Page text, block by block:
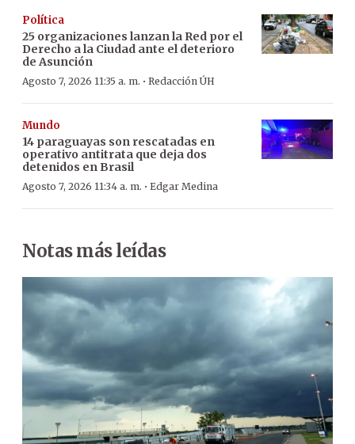
Política
25 organizaciones lanzan la Red por el
Derecho a la Ciudad ante el deterioro
de Asunción
Agosto 7, 2026 11:35 a. m. · Redacción ÚH
Mundo
14 paraguayas son rescatadas en
operativo antitrata que deja dos
detenidos en Brasil
Agosto 7, 2026 11:34 a. m. · Edgar Medina
Notas más leídas